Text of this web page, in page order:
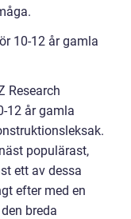
10-12 år gamla
Research
12 år gamla
populärast,
ett av dessa
efter med en
breda